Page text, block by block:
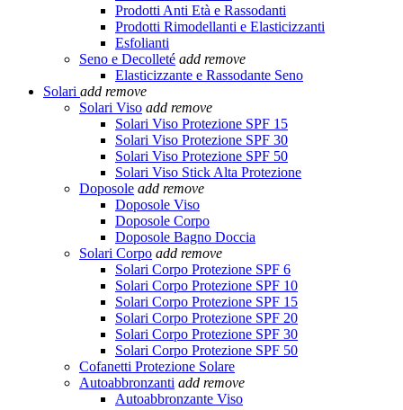
Prodotti Anti Età e Rassodanti
Prodotti Rimodellanti e Elasticizzanti
Esfolianti
Seno e Decolleté add remove
Elasticizzante e Rassodante Seno
Solari add remove
Solari Viso add remove
Solari Viso Protezione SPF 15
Solari Viso Protezione SPF 30
Solari Viso Protezione SPF 50
Solari Viso Stick Alta Protezione
Doposole add remove
Doposole Viso
Doposole Corpo
Doposole Bagno Doccia
Solari Corpo add remove
Solari Corpo Protezione SPF 6
Solari Corpo Protezione SPF 10
Solari Corpo Protezione SPF 15
Solari Corpo Protezione SPF 20
Solari Corpo Protezione SPF 30
Solari Corpo Protezione SPF 50
Cofanetti Protezione Solare
Autoabbronzanti add remove
Autoabbronzante Viso